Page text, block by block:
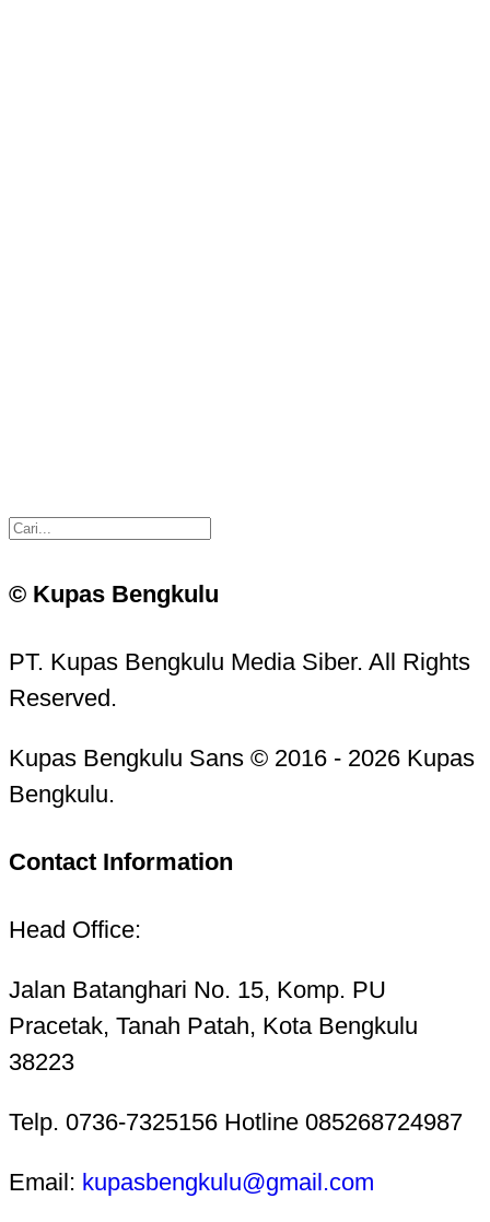
© Kupas Bengkulu
PT. Kupas Bengkulu Media Siber. All Rights
Reserved.
Kupas Bengkulu Sans © 2016 - 2026 Kupas
Bengkulu.
Contact Information
Head Office:
Jalan Batanghari No. 15, Komp. PU
Pracetak, Tanah Patah, Kota Bengkulu
38223
Telp. 0736-7325156 Hotline 085268724987
Email: kupasbengkulu@gmail.com